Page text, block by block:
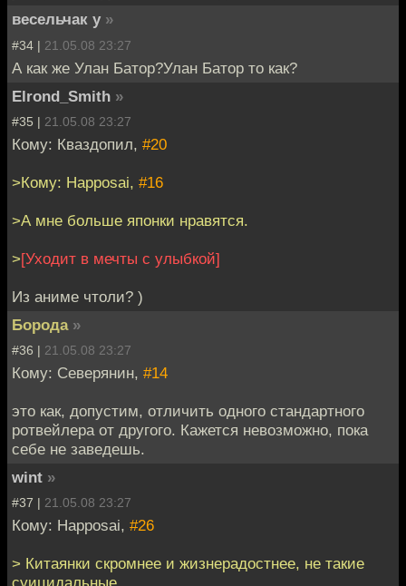
весельчак у »
#34 | 21.05.08 23:27
А как же Улан Батор?Улан Батор то как?
Elrond_Smith »
#35 | 21.05.08 23:27
Кому: Кваздопил, #20
>Кому: Happosai, #16
>А мне больше японки нравятся.
>[Уходит в мечты с улыбкой]
Из аниме чтоли? )
Борода »
#36 | 21.05.08 23:27
Кому: Северянин, #14
это как, допустим, отличить одного стандартного
ротвейлера от другого. Кажется невозможно, пока
себе не заведешь.
wint »
#37 | 21.05.08 23:27
Кому: Happosai, #26
> Китаянки скромнее и жизнерадостнее, не такие
суицидальные.